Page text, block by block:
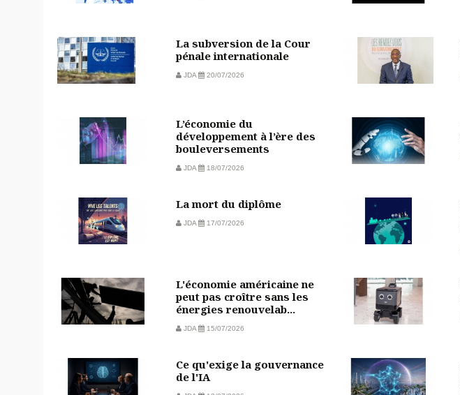
La subversion de la Cour
pénale internationale
JDA 20/07/2026
L’économie du
développement à l’ère des
bouleversements
JDA 18/07/2026
La mort du diplôme
JDA 17/07/2026
L'économie américaine ne
peut pas croître sans les
énergies renouvelab...
JDA 15/07/2026
Ce qu'exige la gouvernance
de l'IA